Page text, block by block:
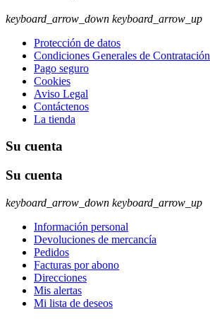
keyboard_arrow_down keyboard_arrow_up
Protección de datos
Condiciones Generales de
Pago seguro
Cookies
Aviso Legal
Contáctenos
La tienda
Su cuenta
Su cuenta
keyboard_arrow_down keyboard_arrow_up
Información personal
Devoluciones de mercancía
Pedidos
Facturas por abono
Direcciones
Mis alertas
Mi lista de deseos